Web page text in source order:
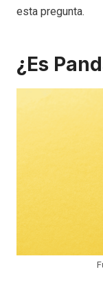
esta pregunta.
¿Es